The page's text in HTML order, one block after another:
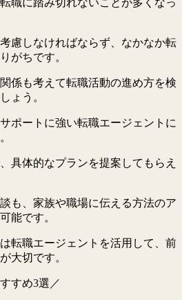
職に踏み切れないことが多くなっ
慮しなければならず、なかなか転
がちです。
係も考えて転職活動の進め方を検
ょう。
ポートに強い転職エージェントに
具体的なプランを提案してもらえ
も、家族や職場に伝える方法のア
能です。
転職エージェントを活用して、前
大切です。
すめ3選／